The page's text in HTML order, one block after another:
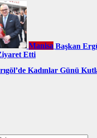
Manisa Başkan
Etti
Kadınlar Günü